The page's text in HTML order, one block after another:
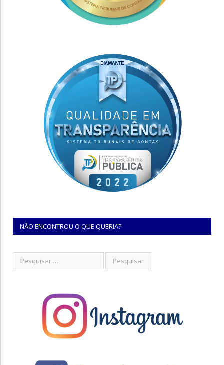
NÃO ENCONTROU O QUE QUERIA?